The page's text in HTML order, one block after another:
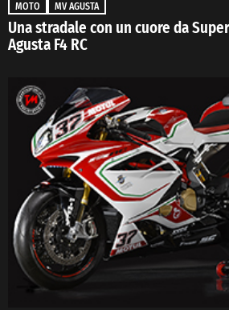
MOTO MV AGUSTA
Una stradale con un cuore da
Agusta F4 RC